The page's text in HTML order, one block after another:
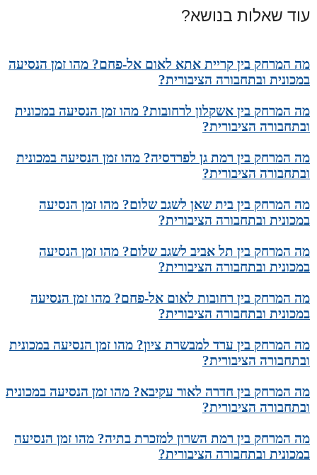
עוד שאלות בנושא?
מה המרחק בין קריית אתא לאום אל-פחם? מהו זמן הנסיעה
במכונית ובתחבורה הציבורית?
מה המרחק בין אשקלון לרחובות? מהו זמן הנסיעה במכונית
ובתחבורה הציבורית?
מה המרחק בין רמת גן לפרדסיה? מהו זמן הנסיעה במכונית
ובתחבורה הציבורית?
מה המרחק בין בית שאן לשגב שלום? מהו זמן הנסיעה
במכונית ובתחבורה הציבורית?
מה המרחק בין תל אביב לשגב שלום? מהו זמן הנסיעה
במכונית ובתחבורה הציבורית?
מה המרחק בין רחובות לאום אל-פחם? מהו זמן הנסיעה
במכונית ובתחבורה הציבורית?
מה המרחק בין ערד למבשרת ציון? מהו זמן הנסיעה במכונית
ובתחבורה הציבורית?
מה המרחק בין חדרה לאור עקיבא? מהו זמן הנסיעה במכונית
ובתחבורה הציבורית?
מה המרחק בין רמת השרון למזכרת בתיה? מהו זמן הנסיעה
במכונית ובתחבורה הציבורית?